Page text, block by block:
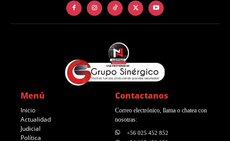
Menú
Inicio
Actualidad
Judicial
Política
Contactanos
Correo electrónico, llama o chatea con
nosotras:
+56 025 452 852